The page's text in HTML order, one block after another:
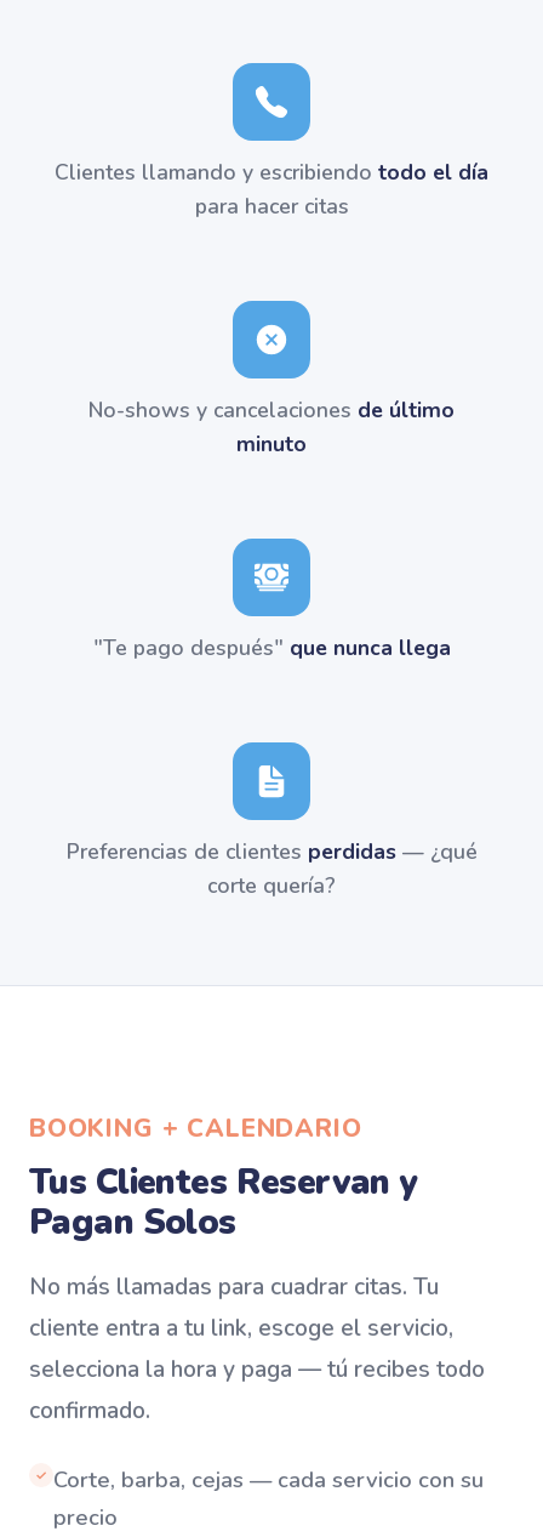
Clientes llamando y escribiendo todo el día
para hacer citas
No-shows y cancelaciones de último
minuto
"Te pago después" que nunca llega
Preferencias de clientes perdidas— ¿qué
corte quería?
BOOKING + CALENDARIO
Tus Clientes Reservan y
Pagan Solos
No más llamadas para cuadrar citas. Tu
cliente entra a tu link, escoge el servicio,
selecciona la hora y paga — tú recibes todo
confirmado.
✓ Corte, barba, cejas — cada servicio con su
precio